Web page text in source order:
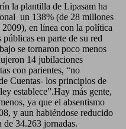
la plantilla de Lipasam ha
un 138% (de 28 millones
en línea con la política
en parte de su red
se tornaron poco menos
14 jubilaciones
con parientes, “no
Cuentas- los principios de
establece”.Hay más gente,
ya que el absentismo
y aun habiéndose reducido
de 34.263 jornadas.